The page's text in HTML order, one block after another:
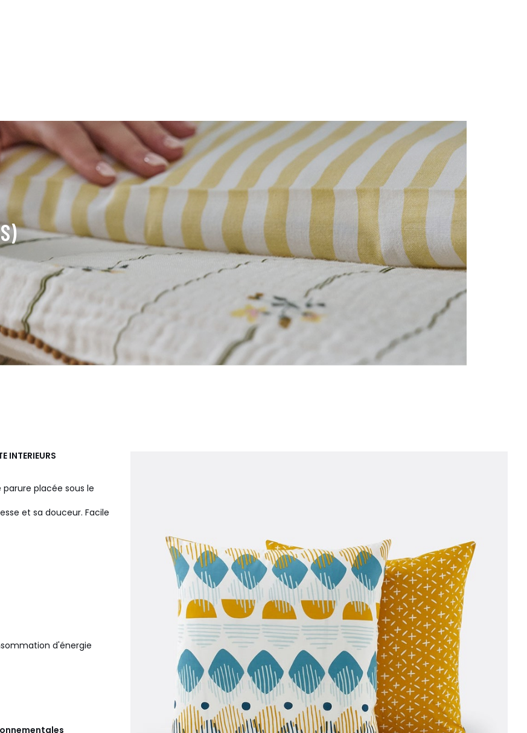
INTERIEURS
placée sous le
et sa douceur. Facile
d'énergie